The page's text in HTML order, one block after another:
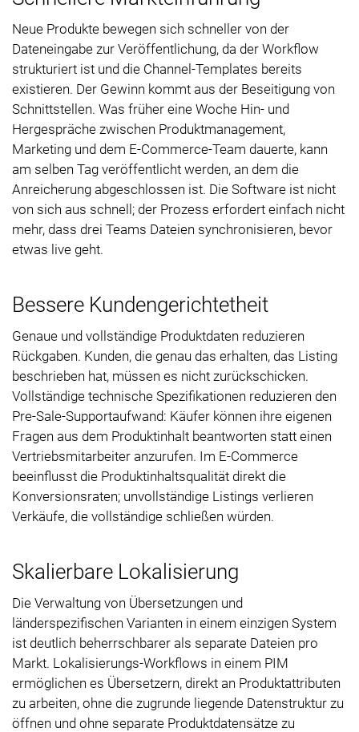
Neue Produkte bewegen sich schneller von der
Dateneingabe zur Veröffentlichung, da der Workflow
strukturiert ist und die Channel-Templates bereits
existieren. Der Gewinn kommt aus der Beseitigung von
Schnittstellen. Was früher eine Woche Hin- und
Hergespräche zwischen Produktmanagement,
Marketing und dem E-Commerce-Team dauerte, kann
am selben Tag veröffentlicht werden, an dem die
Anreicherung abgeschlossen ist. Die Software ist nicht
von sich aus schnell; der Prozess erfordert einfach nicht
mehr, dass drei Teams Dateien synchronisieren, bevor
etwas live geht.
Bessere Kundengerichtetheit
Genaue und vollständige Produktdaten reduzieren
Rückgaben. Kunden, die genau das erhalten, das Listing
beschrieben hat, müssen es nicht zurückschicken.
Vollständige technische Spezifikationen reduzieren den
Pre-Sale-Supportaufwand: Käufer können ihre eigenen
Fragen aus dem Produktinhalt beantworten statt einen
Vertriebsmitarbeiter anzurufen. Im E-Commerce
beeinflusst die Produktinhaltsqualität direkt die
Konversionsraten; unvollständige Listings verlieren
Verkäufe, die vollständige schließen würden.
Skalierbare Lokalisierung
Die Verwaltung von Übersetzungen und
länderspezifischen Varianten in einem einzigen System
ist deutlich beherrschbarer als separate Dateien pro
Markt. Lokalisierungs-Workflows in einem PIM
ermöglichen es Übersetzern, direkt an Produktattributen
zu arbeiten, ohne die zugrunde liegende Datenstruktur zu
öffnen und ohne separate Produktdatensätze zu